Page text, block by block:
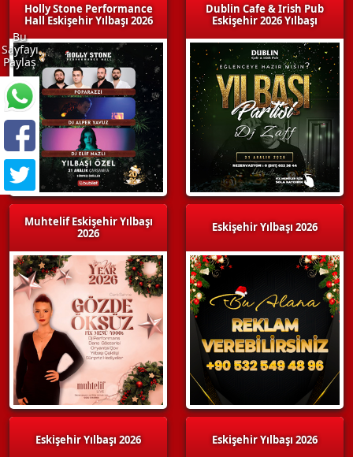
Holly Stone Performance
Hall Eskişehir Yılbaşı 2026
Muhtelif Eskişehir Yılbaşı
2026
Eskişehir Yılbaşı 2026
Dublin Cafe & Irish Pub
Eskişehir 2026 Yılbaşı
Eskişehir Yılbaşı 2026
Eskişehir Yılbaşı 2026
Bu
Sayfayı
Paylaş